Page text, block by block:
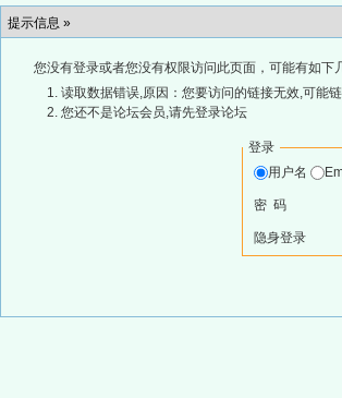
提示信息 »
您没有登录或者您没有权限访问此页面，可能有如下
读取数据错误,原因：您要访问的链接无效,可能
您还不是论坛会员,请先登录论坛
登录
用户名
密 码
隐身登录